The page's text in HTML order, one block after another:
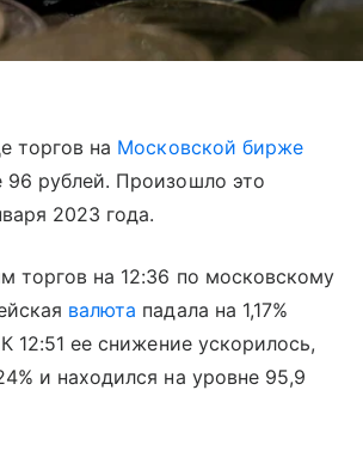
торгов на Московской бирже
96 рублей. Произошло это
2023 года.
торгов на 12:36 по московскому
валюта падала на 1,17%
12:51 ее снижение ускорилось,
и находился на уровне 95,9